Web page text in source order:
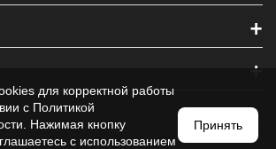
+
+
для корректной работы
с Политикой
. Нажимая кнопку
с использованием
Принять